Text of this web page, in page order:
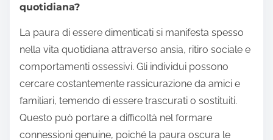
quotidiana?
La paura di essere dimenticati si manifesta spesso
nella vita quotidiana attraverso ansia, ritiro sociale e
comportamenti ossessivi. Gli individui possono
cercare costantemente rassicurazione da amici e
familiari, temendo di essere trascurati o sostituiti.
Questo può portare a difficoltà nel formare
connessioni genuine, poiché la paura oscura le